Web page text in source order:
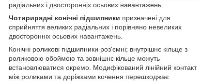
радіальних і двосторонніх осьових навантажень.
Чотирирядні конічні підшипники призначені для
сприйняття великих радіальних і порівняно невеликих
двосторонніх осьових навантажень.
Конічні роликові підшипники роз'ємні; внутрішнє кільце з
роликовою обоймою та зовнішнє кільце можуть
встановлюватися окремо. Модифікований лінійний контакт
між роликами та доріжками кочення перешкоджає